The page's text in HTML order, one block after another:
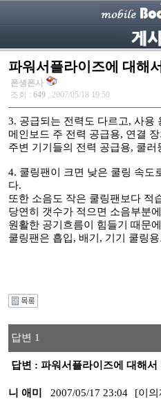
파워서플라이즈에 대해
폰생폰사
조회 : 649 , 2007/05/18 19:50
3. 공급되는 전력도 다르고, 사용
메인보드 주 전력 공급용, 연결
주변 기기들의 전력 공급용, 쿨러
4. 쿨링팬이 크면 낮은 쿨링 속도
다.
또한 소음도 작은 쿨링팬보다 적
당연히 갯수가 적으면 소음부분
원활한 공기흐름이 힘들기 때문
쿨링팬은 흡입, 배기, 기기 쿨링
답변 1
답변 : 파워서플라이즈에 대해
니 애미 2007/05/17 23:04 [이